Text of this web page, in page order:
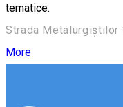
tematice.
Strada Metalurgiștilor
More